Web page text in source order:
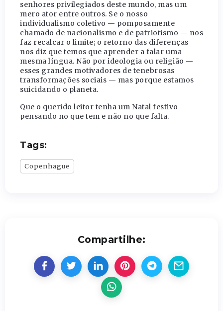
senhores privilegiados deste mundo, mas um
mero ator entre outros. Se o nosso
individualismo coletivo — pomposamente
chamado de nacionalismo e de patriotismo — nos
faz recalcar o limite; o retorno das diferenças
nos diz que temos que aprender a falar uma
mesma língua. Não por ideologia ou religião —
esses grandes motivadores de tenebrosas
transformações sociais — mas porque estamos
suicidando o planeta.
Que o querido leitor tenha um Natal festivo
pensando no que tem e não no que falta.
Tags:
Copenhague
Compartilhe: